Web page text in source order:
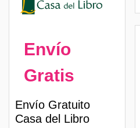
Envío
Gratis
Envío Gratuito
Casa del Libro